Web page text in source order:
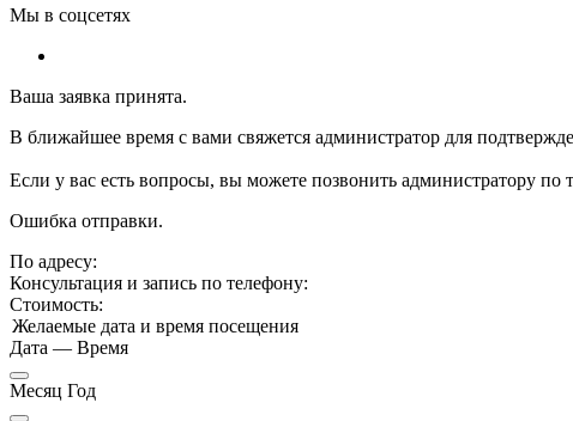
Мы в соцсетях
Ваша заявка принята.
В ближайшее время с вами свяжется администратор для
Если у вас есть вопросы, вы можете позвонить администратору по
Ошибка отправки.
По адресу:
Консультация и запись по телефону:
Стоимость:
Желаемые дата и время посещения
Дата — Время
Месяц Год